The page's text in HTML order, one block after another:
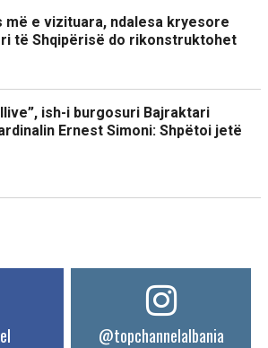
më e vizituara, ndalesa kryesore
të Shqipërisë do rikonstruktohet
ish-i burgosuri Bajraktari
Ernest Simoni: Shpëtoi jetë
@topchannelalbania